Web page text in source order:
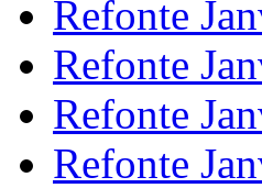
Refonte
Refonte
Refonte
Refonte